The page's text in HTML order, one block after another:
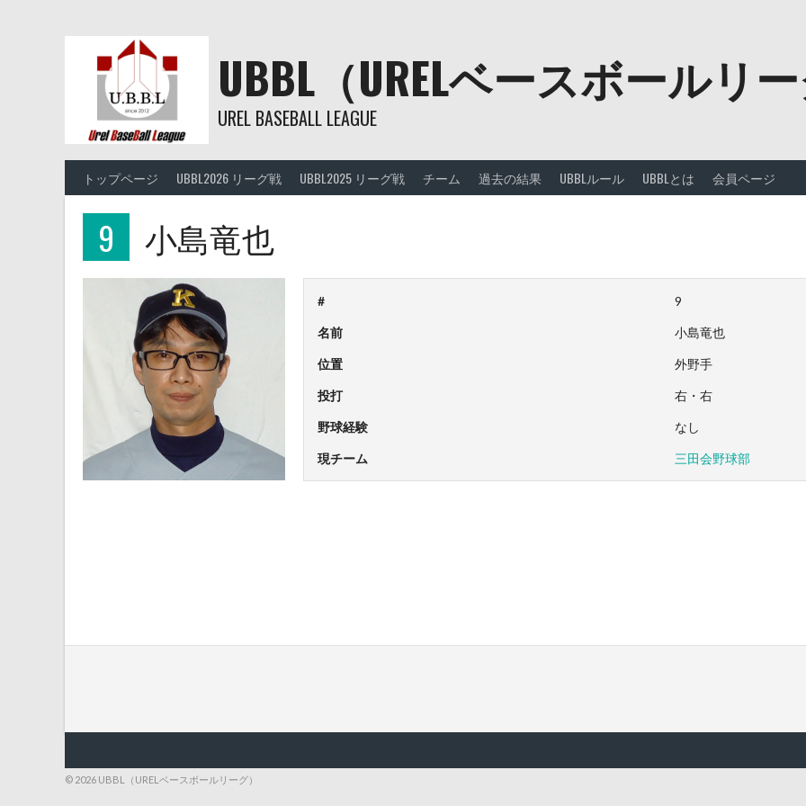
UBBL（URELベースボールリー
UREL BASEBALL LEAGUE
トップページ UBBL2026 リーグ戦 UBBL2025 リーグ戦 チーム 過去の結果 UBBLルール UBBLとは 会員ページ
9 小島竜也
# 9
名前 小島竜也
位置 外野手
投打 右・右
野球経験 なし
現チーム 三田会野球部
© 2026 UBBL（URELベースボールリーグ）